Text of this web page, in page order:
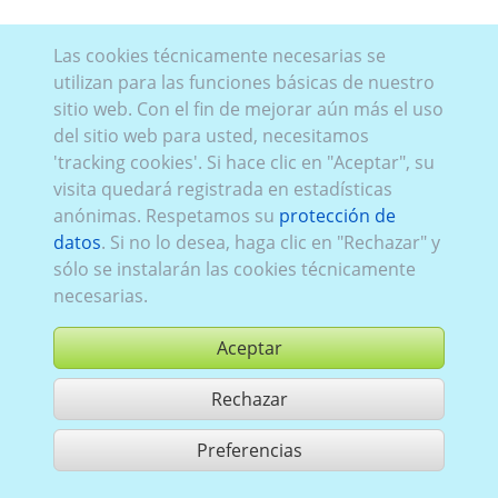
comprar
compartir 1 aciertos
Utilización de acuerdo con las condiciones generales de contrato,
Las cookies técnicamente necesarias se
utilizan para las funciones básicas de nuestro
sitio web. Con el fin de mejorar aún más el uso
del sitio web para usted, necesitamos
'tracking cookies'. Si hace clic en "Aceptar", su
visita quedará registrada en estadísticas
anónimas. Respetamos su protección de
datos. Si no lo desea, haga clic en "Rechazar" y
sólo se instalarán las cookies técnicamente
necesarias.
Aceptar
Rechazar
Preferencias